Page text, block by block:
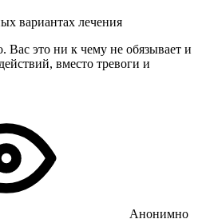
вариантах лечения
Вас это ни к чему не обязывает и
вместо тревоги и
Анонимно